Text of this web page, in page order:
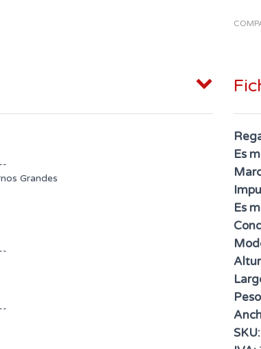
Grandes
Es
Es
SKU: